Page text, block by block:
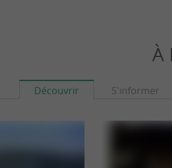
À
Découvrir S'informer